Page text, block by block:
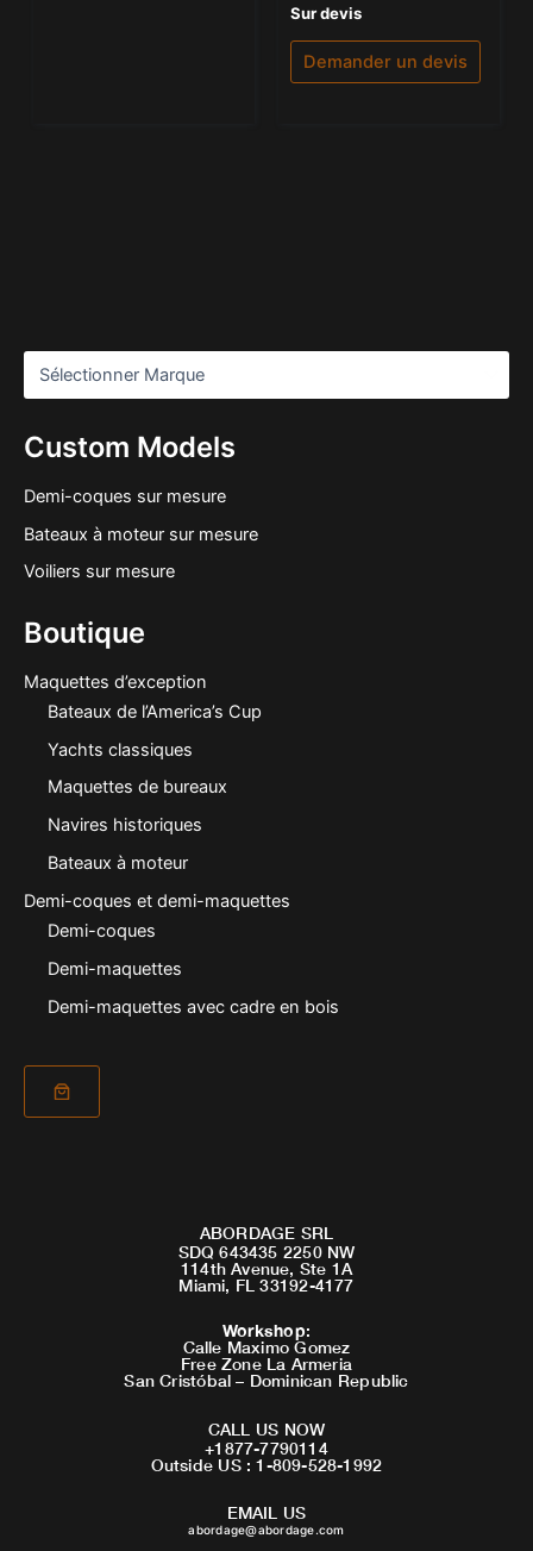
Custom Models
Demi-coques sur mesure
Bateaux à moteur sur mesure
Voiliers sur mesure
Boutique
Maquettes d’exception
Bateaux de l’America’s Cup
Yachts classiques
Maquettes de bureaux
Navires historiques
Bateaux à moteur
Demi-coques et demi-maquettes
Demi-coques
Demi-maquettes
Demi-maquettes avec cadre en bois
Note
0
sur
Sur devis
Demander un devis
ABORDAGE SRL
SDQ 643435 2250 NW
114th Avenue, Ste 1A
Miami, FL 33192-4177
Workshop:
Calle Maximo Gomez
Free Zone La Armeria
San Cristóbal – Dominican Republic
CALL US NOW
+1877-7790114
Outside US : 1-809-528-1992
EMAIL US
abordage@abordage.com